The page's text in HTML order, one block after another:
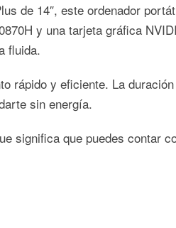
de 14″, este ordenador
y una tarjeta gráfica
fluida.
rápido y eficiente. La
sin energía.
significa que puedes contar